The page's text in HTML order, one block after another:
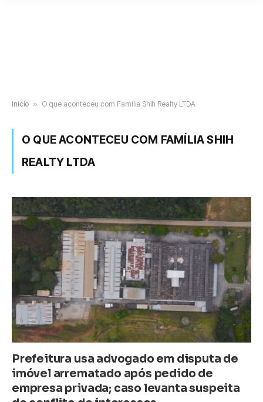
Início » O que aconteceu com Família Shih Realty LTDA
O QUE ACONTECEU COM FAMÍLIA SHIH
REALTY LTDA
Prefeitura usa advogado em disputa de
imóvel arrematado após pedido de
empresa privada; caso levanta suspeita